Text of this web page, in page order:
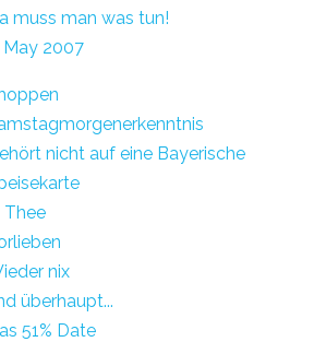
muss man was tun!
May 2007
nicht auf eine Bayerische
Thee
nix
überhaupt...
51% Date